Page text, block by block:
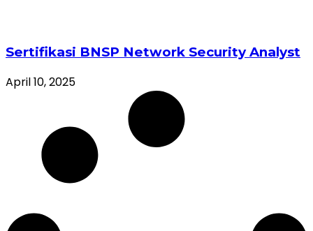
Sertifikasi BNSP Network Security Analyst
April 10, 2025